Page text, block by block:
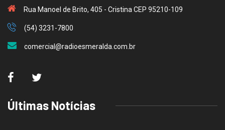
Rua Manoel de Brito, 405 - Cristina CEP 95210-109
(54) 3231-7800
comercial@radioesmeralda.com.br
Últimas Notícias